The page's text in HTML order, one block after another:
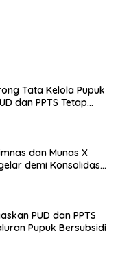
Tata Kelola Pupuk
dan PPTS Tetap
dan Munas X
demi Konsolidasi
PUD dan PPTS
Pupuk Bersubsidi